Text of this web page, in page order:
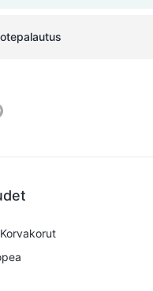
Twitteron Pinterest
Korvakorut